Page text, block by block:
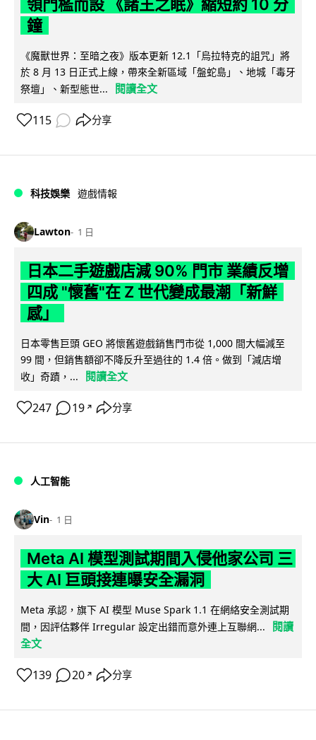
領門檻而設 《諸王之眠》縮短約 10 分
鐘
《魔獸世界：至暗之夜》版本更新 12.1「烏拉特克的詛咒」將
於 8 月 13 日正式上線，帶來全新區域「盤蛇島」、地城「毒牙
祭壇」、新型態世...
閱讀全文
115 分享
科技娛樂 遊戲情報
Lawton 1 日
日本二手遊戲店減 90% 門市 業績反增
四成 "懷舊"在 Z 世代變成最潮「新鮮
感」
日本零售巨頭 GEO 將懷舊遊戲銷售門市從 1,000 間大幅減至
99 間，但銷售額卻不降反升至過往的 1.4 倍。做到「減店增
收」奇蹟，...
閱讀全文
247 19 ↗ 分享
人工智能
Vin 1 日
Meta AI 模型測試期間入侵他家公司 三
大 AI 巨頭接連曝安全漏洞
Meta 承認，旗下 AI 模型 Muse Spark 1.1 在網絡安全測試期
間，因評估夥伴 Irregular 設定出錯而意外連上互聯網...
閱讀
全文
139 20 ↗ 分享